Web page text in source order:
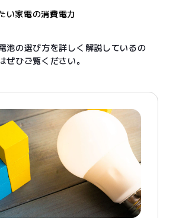
い家電の消費電力
池の選び方を詳しく解説しているの
ぜひご覧ください。